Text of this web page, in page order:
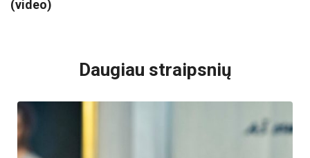
(video)
Daugiau straipsnių